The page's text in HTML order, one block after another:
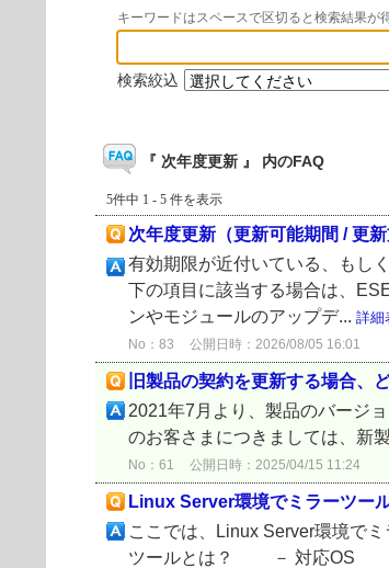
キーワードはスペースで区切ると検索結果が
検索絞込
『 次年度更新 』 内のFAQ
5件中 1 - 5 件を表示
次年度更新（更新可能期間 / 更
有効期限が近付いている、もし
下の項目に該当する場合は、
ンやモジュールのアップデ... 詳細
No：83 公開日時：2026/08/05 16:01
旧製品の契約を更新する場合、
2021年7月より、製品のバージ
のお客さまにつきましては、新
No：61 公開日時：2025/04/15 11:24
Linux Server環境でミラーツー
ここでは、Linux Server環境で
ツールとは？ － 対応OS －